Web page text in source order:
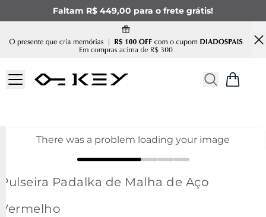
Faltam R$ 449,00 para o frete grátis!
There was a problem loading your image
Pulseira Padalka de Malha de Aço
Vermelho